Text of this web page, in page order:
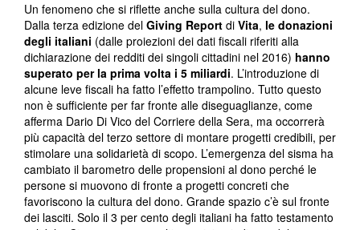
Un fenomeno che si riflette anche sulla cultura del dono.
Dalla terza edizione del Giving Report di Vita, le donazioni
degli italiani (dalle proiezioni dei dati fiscali riferiti alla
dichiarazione dei redditi dei singoli cittadini nel 2016) hanno
superato per la prima volta i 5 miliardi. L’introduzione di
alcune leve fiscali ha fatto l’effetto trampolino. Tutto questo
non è sufficiente per far fronte alle diseguaglianze, come
afferma Dario Di Vico del Corriere della Sera, ma occorrerà
più capacità del terzo settore di montare progetti credibili, per
stimolare una solidarietà di scopo. L’emergenza del sisma ha
cambiato il barometro delle propensioni al dono perché le
persone si muovono di fronte a progetti concreti che
favoriscono la cultura del dono. Grande spazio c’è sul fronte
dei lasciti. Solo il 3 per cento degli italiani ha fatto testamento